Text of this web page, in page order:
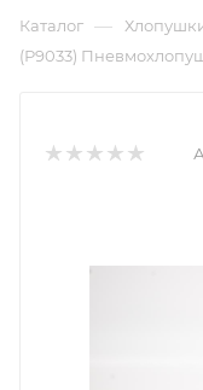
Каталог —
(Р9033)